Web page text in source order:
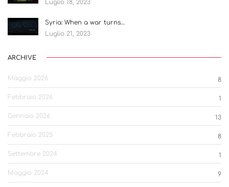
Luglio 18, 2023
Syria: When a war turns…
Luglio 21, 2023
ARCHIVE
Maggio 2026 8
Febbraio 2026 1
Gennaio 2026 13
Febbraio 2025 8
Settembre 2024 1
Maggio 2024 9